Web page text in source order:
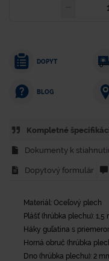
DOPYT
BLOG
Kompletné
Dokumenty k
Dopytový formulár
Materiál: Oceľový plech
Plášť (hrúbka plechu): 1,5
Háky guľatina s
Horná obruč (hrúbka
Dno (hrúbka plechu): 2